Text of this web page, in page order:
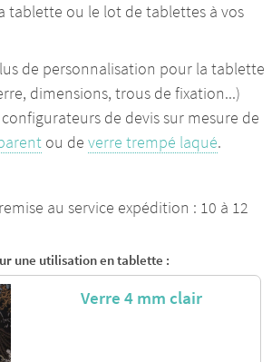
tablette ou le lot de tablettes à vos
de personnalisation pour la tablette
dimensions, trous de fixation...)
de devis sur mesure de
ou de verre trempé laqué.
au service expédition : 10 à 12
une utilisation en tablette :
Verre 4 mm clair